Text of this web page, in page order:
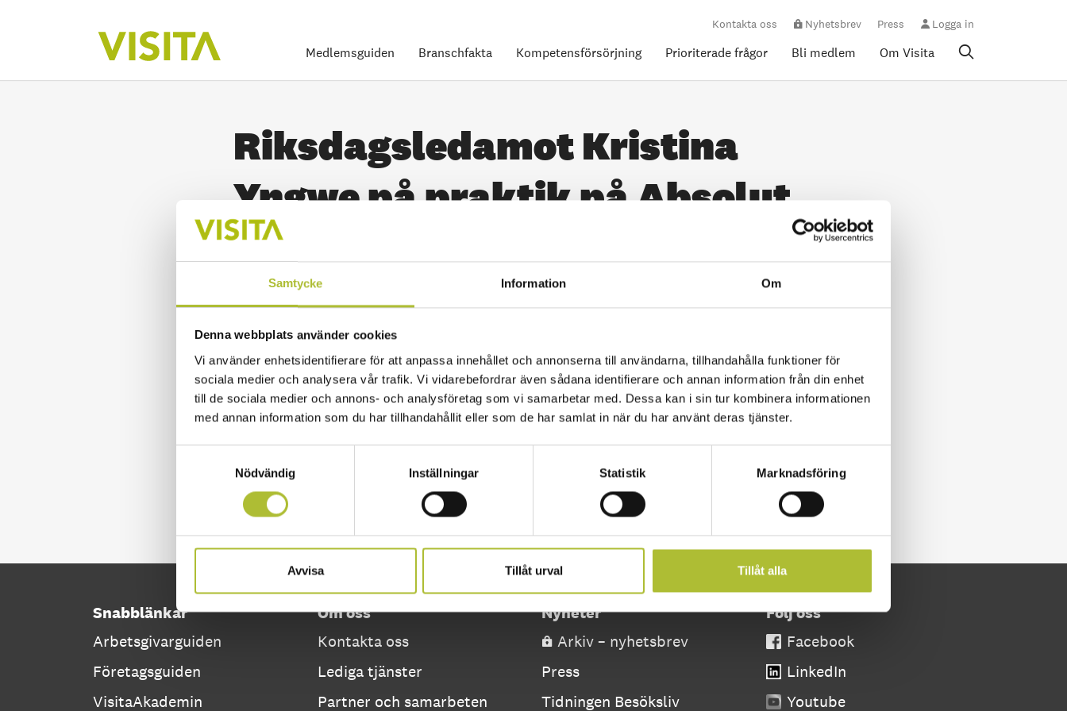
Samtycke Information Om
Denna webbplats använder cookies
Vi använder enhetsidentifierare för att anpassa innehållet och annonserna till användarna, tillhandahålla funktioner för
sociala medier och analysera vår trafik. Vi vidarebefordrar även sådana identifierare och annan information från din enhet
till de sociala medier och annons- och analysföretag som vi samarbetar med. Dessa kan i sin tur kombinera informationen
med annan information som du har tillhandahållit eller som de har samlat in när du har använt deras tjänster.
Nödvändig
Inställningar Statistik Marknadsföring
Avvisa Tillåt urval Tillåt alla
Medlemsguiden Branschfakta Kompetensförsörjning Prioriterade frågor Bli medlem Om Visita
Kontakta oss Nyhetsbrev Press Logga in
Riksdagsledamot Kristina
Yngwe på praktik på Absolut
Home
Snabblänkar
Arbetsgivarguiden
Företagsguiden
VisitaAkademin
Om oss
Kontakta oss
Lediga tjänster
Partner och samarbeten
Nyheter
Arkiv – nyhetsbrev
Press
Tidningen Besöksliv
Följ oss
Facebook
LinkedIn
Youtube